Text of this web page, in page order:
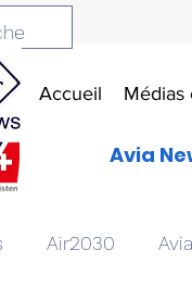
Accueil Médias
Avia
Air2030